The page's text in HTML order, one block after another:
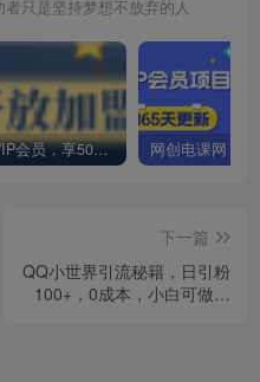
者只是坚持梦想不放弃的人
加入VIP会员，享50%的推广提成，免费学习多种网上创业课程，菜鸟秒变大神！
下一篇
QQ小世界引流秘籍，日引粉
100+，0成本，小白可做，